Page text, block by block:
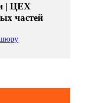
| ЦЕХ
частей